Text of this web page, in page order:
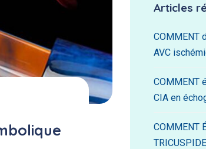
Articles
COMMENT
AVC
COMMENT
CIA en
COMMENT